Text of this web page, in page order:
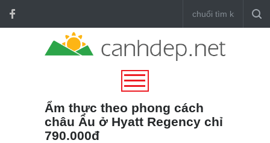
Ẩm thực theo phong cách
châu Âu ở Hyatt Regency chỉ
790.000đ